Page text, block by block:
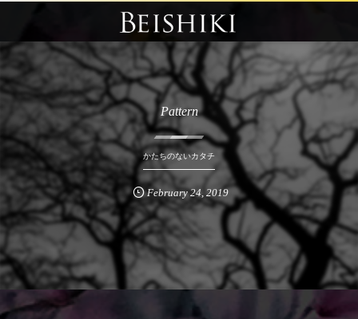
Pattern
かたちのないカタチ
February 24, 2019